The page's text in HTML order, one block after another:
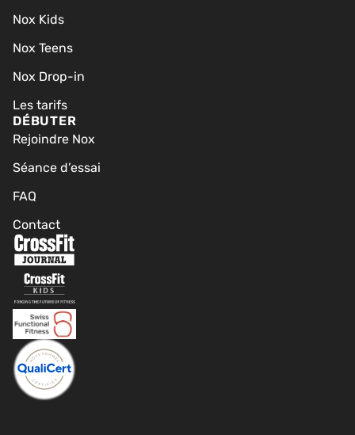
Nox Kids
Nox Teens
Nox Drop-in
Les tarifs
DÉBUTER
Rejoindre Nox
Séance d’essai
FAQ
Contact